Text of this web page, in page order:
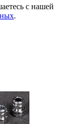
с нашей
.